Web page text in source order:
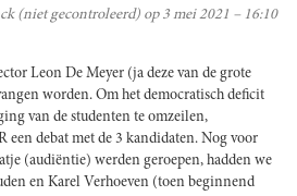
(niet gecontroleerd) op 3 mei 2021 – 16:10
Leon De Meyer (ja deze van de grote
worden. Om het democratisch deficit
van de studenten te omzeilen,
een debat met de 3 kandidaten. Nog voor
(audiëntie) werden geroepen, hadden we
en Karel Verhoeven (toen beginnend